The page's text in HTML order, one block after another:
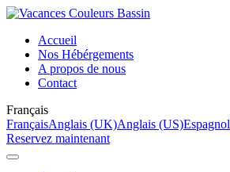
Accueil
Nos Hébérgements
A propos de nous
Contact
Français
FrançaisAnglais (UK)Anglais (US)Espagnol
Reservez maintenant